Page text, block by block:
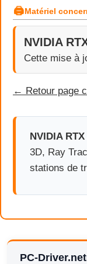
🖨Matériel
NVIDIA
Cette mise à
← Retour page
NVIDIA
3D, Ray
stations de
PC-Driver.net